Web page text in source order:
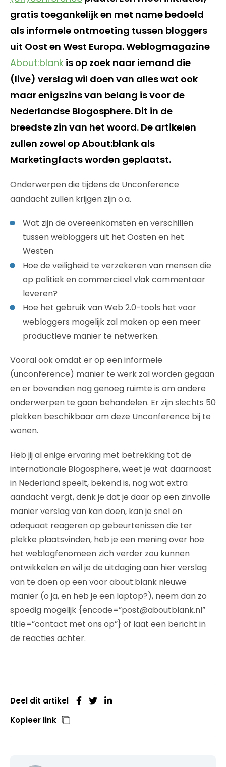
gratis toegankelijk en met name bedoeld
als informele ontmoeting tussen bloggers
uit Oost en West Europa. Weblogmagazine
About:blank is op zoek naar iemand die
(live) verslag wil doen van alles wat ook
maar enigszins van belang is voor de
Nederlandse Blogosphere. Dit in de
breedste zin van het woord. De artikelen
zullen zowel op About:blank als
Marketingfacts worden geplaatst.
Onderwerpen die tijdens de Unconference
aandacht zullen krijgen zijn o.a.
Wat zijn de overeenkomsten en verschillen
tussen webloggers uit het Oosten en het
Westen
Hoe de veiligheid te verzekeren van mensen die
op politiek en commercieel vlak commentaar
leveren?
Hoe het gebruik van Web 2.0-tools het voor
webloggers mogelijk zal maken op een meer
productieve manier te netwerken.
Vooral ook omdat er op een informele
(unconference) manier te werk zal worden gegaan
en er bovendien nog genoeg ruimte is om andere
onderwerpen te gaan behandelen. Er zijn slechts 50
plekken beschikbaar om deze Unconference bij te
wonen.
Heb jij al enige ervaring met betrekking tot de
internationale Blogosphere, weet je wat daarnaast
in Nederland speelt, bekend is, nog wat extra
aandacht vergt, denk je dat je daar op een zinvolle
manier verslag van kan doen, kan je snel en
adequaat reageren op gebeurtenissen die ter
plekke plaatsvinden, heb je een mening over hoe
het weblogfenomeen zich verder zou kunnen
ontwikkelen en wil je de uitdaging aan hier verslag
van te doen op een voor about:blank nieuwe
manier (o ja, en heb je een laptop?), neem dan zo
spoedig mogelijk {encode=”post@aboutblank.nl”
title=”contact met ons op”} of laat een bericht in
de reacties achter.
Deel dit artikel
Kopieer link